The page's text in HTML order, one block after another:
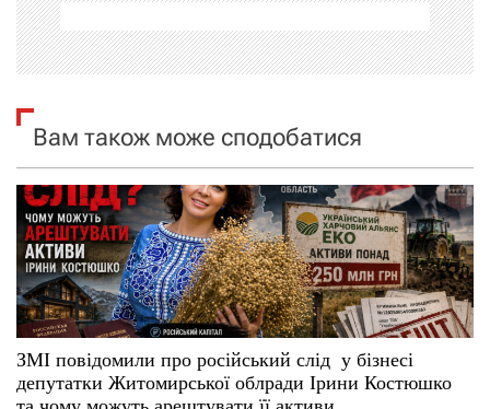
ц
і
я
з
а
п
и
с
Вам також може сподобатися
ЗМІ повідомили про російський слід у бізнесі
депутатки Житомирської облради Ірини Костюшко